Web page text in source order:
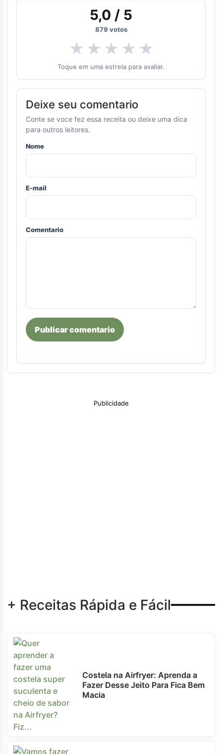
5,0 / 5
879 votos
★ ★ ★ ★ ★
Toque em uma estrela para avaliar.
Deixe seu comentario
Conte se voce fez essa receita ou deixe uma dica
para outros leitores.
Nome
E-mail
Comentario
Publicar comentario
Publicidade
+ Receitas Rápida e Fácil
Costela na Airfryer: Aprenda a
Fazer Desse Jeito Para Fica Bem
Macia